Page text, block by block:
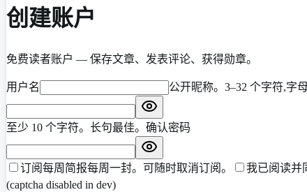
创建账户
免费读者账户 — 保存文章、发表评论、获得勋章。
用户名 公开昵称。3–32 个字符,字
至少 10 个字符。长句最佳。 确认密码
订阅每周简报每周一封。可随时取消订阅。 我已阅读并
(captcha disabled in dev)